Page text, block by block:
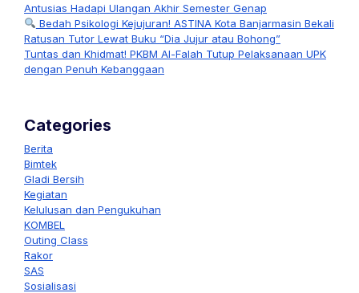
Antusias Hadapi Ulangan Akhir Semester Genap
Bedah Psikologi Kejujuran! ASTINA Kota Banjarmasin Bekali
Ratusan Tutor Lewat Buku “Dia Jujur atau Bohong”
Tuntas dan Khidmat! PKBM Al-Falah Tutup Pelaksanaan UPK
dengan Penuh Kebanggaan
Categories
Berita
Bimtek
Gladi Bersih
Kegiatan
Kelulusan dan Pengukuhan
KOMBEL
Outing Class
Rakor
SAS
Sosialisasi